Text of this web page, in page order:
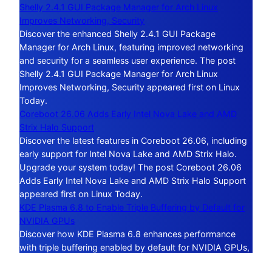
Shelly 2.4.1 GUI Package Manager for Arch Linux
Improves Networking, Security
Discover the enhanced Shelly 2.4.1 GUI Package
Manager for Arch Linux, featuring improved networking
and security for a seamless user experience. The post
Shelly 2.4.1 GUI Package Manager for Arch Linux
Improves Networking, Security appeared first on Linux
Today.
Coreboot 26.06 Adds Early Intel Nova Lake and AMD
Strix Halo Support
Discover the latest features in Coreboot 26.06, including
early support for Intel Nova Lake and AMD Strix Halo.
Upgrade your system today! The post Coreboot 26.06
Adds Early Intel Nova Lake and AMD Strix Halo Support
appeared first on Linux Today.
KDE Plasma 6.8 to Enable Triple Buffering by Default for
NVIDIA GPUs
Discover how KDE Plasma 6.8 enhances performance
with triple buffering enabled by default for NVIDIA GPUs,